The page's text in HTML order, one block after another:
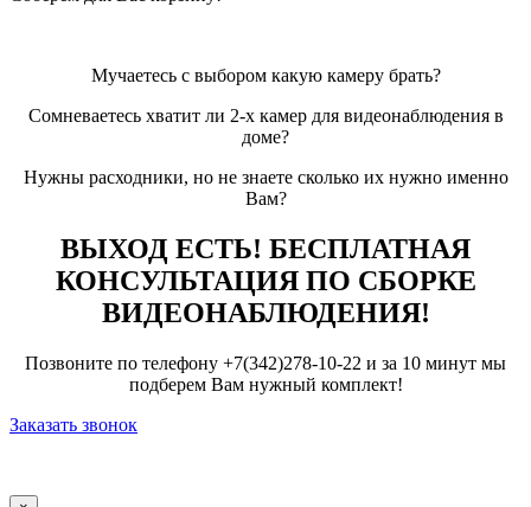
Мучаетесь с выбором какую камеру брать?
Сомневаетесь хватит ли 2-х камер для видеонаблюдения в
доме?
Нужны расходники, но не знаете сколько их нужно именно
Вам?
ВЫХОД ЕСТЬ! БЕСПЛАТНАЯ
КОНСУЛЬТАЦИЯ ПО СБОРКЕ
ВИДЕОНАБЛЮДЕНИЯ!
Позвоните по телефону +7(342)278-10-22 и за 10 минут мы
подберем Вам нужный комплект!
Заказать звонок